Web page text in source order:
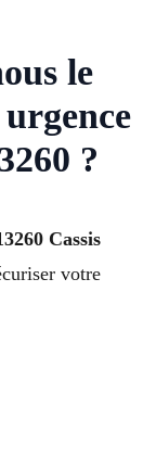
le
?
Cassis
votre